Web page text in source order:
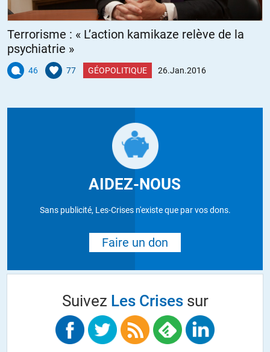
Terrorisme : « L’action kamikaze relève de la
psychiatrie »
46 77 GÉOPOLITIQUE 26.Jan.2016
AIDEZ-NOUS
Sans publicité, Les-Crises n'existe que par vos dons.
Faire un don
Suivez Les Crisessur